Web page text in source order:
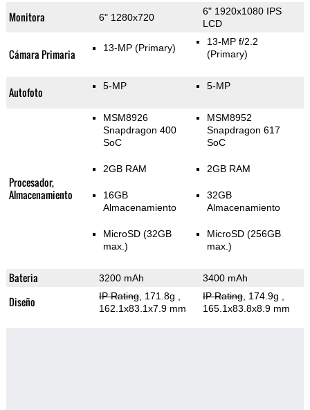
Monitora 6" 1280x720
6" 1920x1080 IPS
LCD
Cámara Primaria 13-MP (Primary)
13-MP f/2.2
(Primary)
Autofoto 5-MP 5-MP
Procesador,
Almacenamiento
MSM8926
Snapdragon 400
SoC
2GB RAM
16GB
Almacenamiento
MicroSD (32GB
max.)
MSM8952
Snapdragon 617
SoC
2GB RAM
32GB
Almacenamiento
MicroSD (256GB
max.)
Bateria 3200 mAh 3400 mAh
Diseño IP Rating, 171.8g
162.1x83.1x7.9 mm
IP Rating, 174.9g
165.1x83.8x8.9 mm